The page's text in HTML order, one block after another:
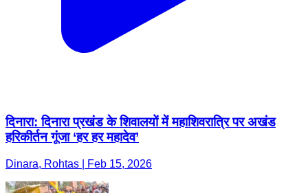
दिनारा: दिनारा प्रखंड के शिवालयों में महाशिवरात्रि पर अखंड
हरिकीर्तन गूंजा ‘हर हर महादेव’
Dinara, Rohtas | Feb 15, 2026